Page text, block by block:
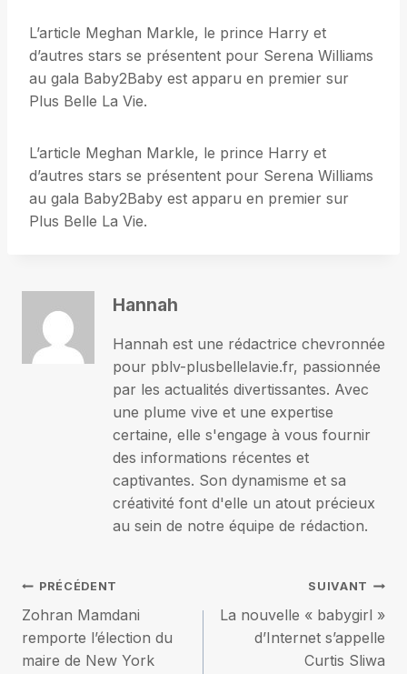
L’article Meghan Markle, le prince Harry et
d’autres stars se présentent pour Serena Williams
au gala Baby2Baby est apparu en premier sur
Plus Belle La Vie.
L’article Meghan Markle, le prince Harry et
d’autres stars se présentent pour Serena Williams
au gala Baby2Baby est apparu en premier sur
Plus Belle La Vie.
Hannah
Hannah est une rédactrice chevronnée
pour pblv-plusbellelavie.fr, passionnée
par les actualités divertissantes. Avec
une plume vive et une expertise
certaine, elle s'engage à vous fournir
des informations récentes et
captivantes. Son dynamisme et sa
créativité font d'elle un atout précieux
au sein de notre équipe de rédaction.
Navigation
de
PRÉCÉDENT
Zohran Mamdani
remporte l’élection du
maire de New York
SUIVANT
La nouvelle « babygirl »
d’Internet s’appelle
Curtis Sliwa